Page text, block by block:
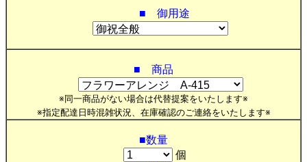
■ 御用途
■ 商品
※同一商品がない場合は代替提案をいたします※
※指定配達日時混雑状況、在庫確認のご連絡をいたします※
■数量
個